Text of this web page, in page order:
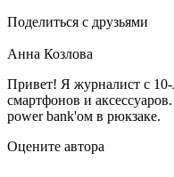
Поделиться с друзьями
Анна Козлова
Привет! Я журналист с
смартфонов и
power bank'ом в рюкзаке.
Оцените автора